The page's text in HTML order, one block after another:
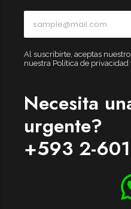
Al suscribirte, aceptas
nuestra Política de privacidad
Necesita
urgente?
+593 2-